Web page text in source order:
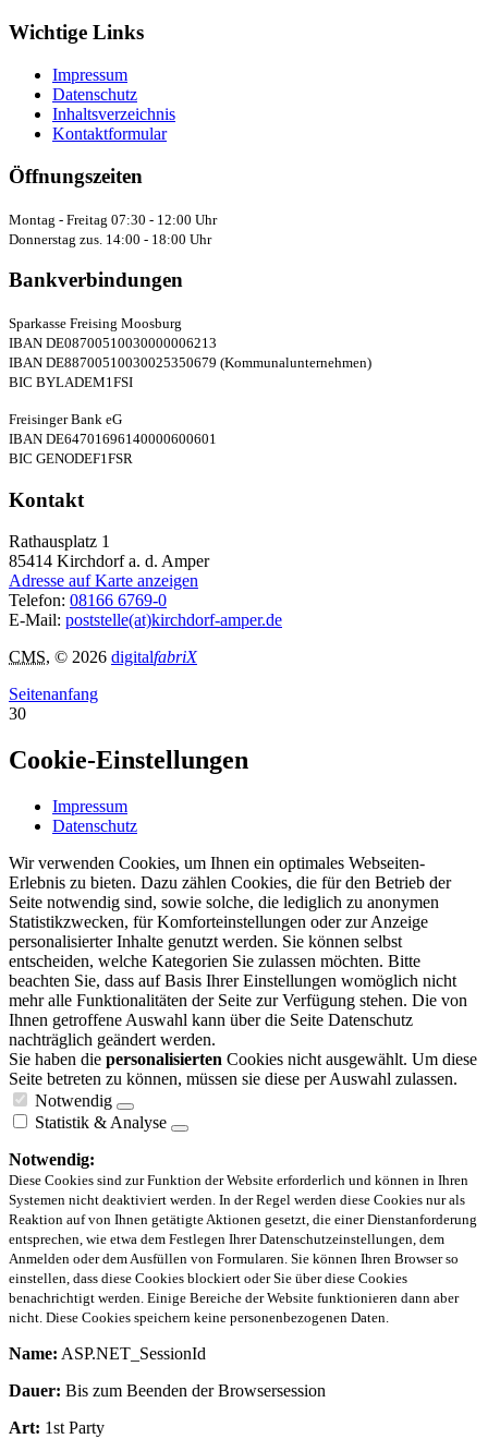
Wichtige Links
Impressum
Datenschutz
Inhaltsverzeichnis
Kontaktformular
Öffnungszeiten
Montag - Freitag 07:30 - 12:00 Uhr
Donnerstag zus. 14:00 - 18:00 Uhr
Bankverbindungen
Sparkasse Freising Moosburg
IBAN DE08700510030000006213
IBAN DE88700510030025350679 (Kommunalunternehmen)
BIC BYLADEM1FSI
Freisinger Bank eG
IBAN DE64701696140000600601
BIC GENODEF1FSR
Kontakt
Rathausplatz 1
85414 Kirchdorf a. d. Amper
Adresse auf Karte anzeigen
Telefon: 08166 6769-0
E-Mail: poststelle(at)kirchdorf-amper.de
CMS, © 2026 digitalfabriX
Seitenanfang
30
Cookie-Einstellungen
Impressum
Datenschutz
Wir verwenden Cookies, um Ihnen ein optimales Webseiten-
Erlebnis zu bieten. Dazu zählen Cookies, die für den Betrieb der
Seite notwendig sind, sowie solche, die lediglich zu anonymen
Statistikzwecken, für Komforteinstellungen oder zur Anzeige
personalisierter Inhalte genutzt werden. Sie können selbst
entscheiden, welche Kategorien Sie zulassen möchten. Bitte
beachten Sie, dass auf Basis Ihrer Einstellungen womöglich nicht
mehr alle Funktionalitäten der Seite zur Verfügung stehen. Die von
Ihnen getroffene Auswahl kann über die Seite Datenschutz
nachträglich geändert werden.
Sie haben die personalisierten Cookies nicht ausgewählt. Um diese
Seite betreten zu können, müssen sie diese per Auswahl zulassen.
Notwendig
Statistik & Analyse
Notwendig:
Diese Cookies sind zur Funktion der Website erforderlich und können in Ihren
Systemen nicht deaktiviert werden. In der Regel werden diese Cookies nur als
Reaktion auf von Ihnen getätigte Aktionen gesetzt, die einer Dienstanforderung
entsprechen, wie etwa dem Festlegen Ihrer Datenschutzeinstellungen, dem
Anmelden oder dem Ausfüllen von Formularen. Sie können Ihren Browser so
einstellen, dass diese Cookies blockiert oder Sie über diese Cookies
benachrichtigt werden. Einige Bereiche der Website funktionieren dann aber
nicht. Diese Cookies speichern keine personenbezogenen Daten.
Name: ASP.NET_SessionId
Dauer: Bis zum Beenden der Browsersession
Art: 1st Party